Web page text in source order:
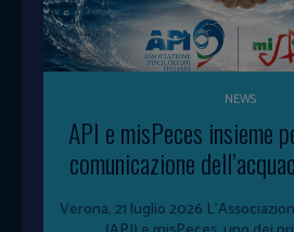
NEWS
API e misPeces insieme
comunicazione
Verona, 21 luglio 2026 L'Associazione Piscicoltori Italiani